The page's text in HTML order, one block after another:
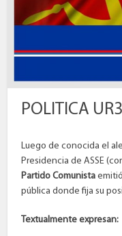
POLITICA
Luego de conocida el
Presidencia de ASSE
Partido Comunista
pública donde fija su
Textualmente expresan: